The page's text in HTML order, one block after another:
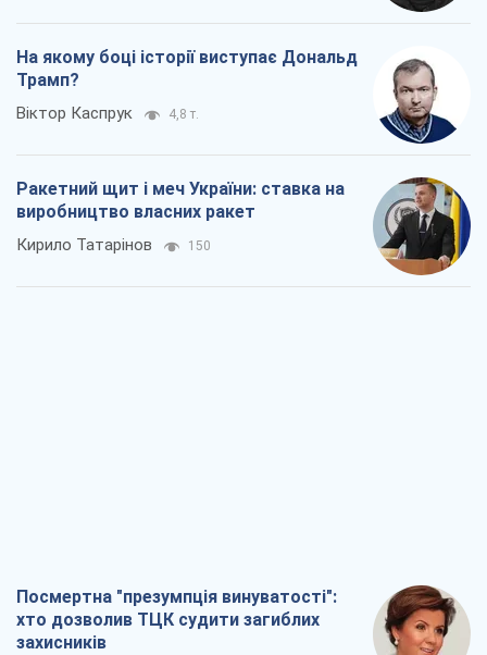
На якому боці історії виступає Дональд
Трамп?
Віктор Каспрук 4,8 т.
Ракетний щит і меч України: ставка на
виробництво власних ракет
Кирило Татарінов 150
Посмертна "презумпція винуватості":
хто дозволив ТЦК судити загиблих
захисників